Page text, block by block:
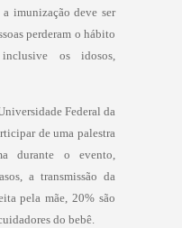
imunização deve ser
perderam o hábito
os idosos,
Federal da
de uma palestra
durante o evento,
a transmissão da
pela mãe, 20% são
do bebê.